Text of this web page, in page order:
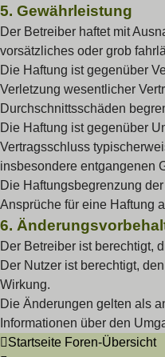
5. Gewährleistung
Der Betreiber haftet mit
vorsätzliches oder grob
Die Haftung ist gegenüber
Verletzung wesentlicher
Durchschnittsschäden
Die Haftung ist gegenüber
Vertragsschluss
insbesondere entgangenen
Die Haftungsbegrenzung
Ansprüche für eine Haftung
6.
Der Betreiber ist berechtigt,
Der Nutzer ist berechtigt,
Wirkung.
Die Änderungen gelten als
Informationen über den
Startseite Foren-Übersicht